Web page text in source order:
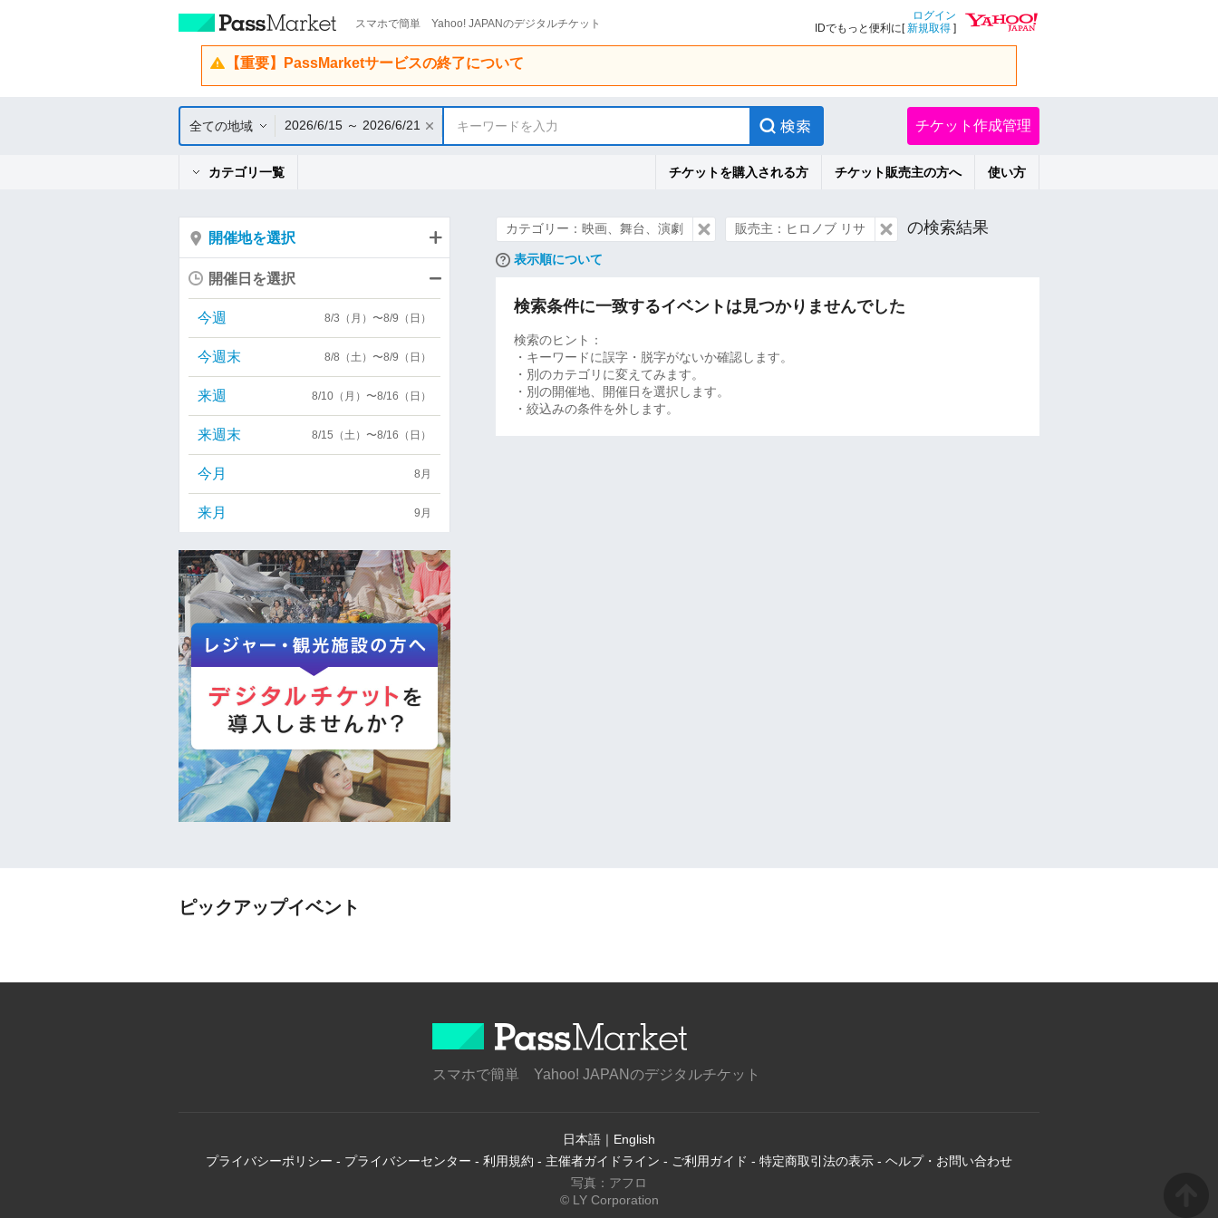
スマホで簡単 Yahoo! JAPANのデジタルチケット
ログイン
IDでもっと便利に[新規取得 ]
【重要】PassMarketサービスの終了について
全ての地域 2026/6/15 ～ 2026/6/21 キーワードを入力 チケット作成管理
カテゴリ一覧 チケットを購入される方 チケット販売主の方へ 使い方
カテゴリー：映画、舞台、演劇 販売主：ヒロノブ リサ の検索結果
表示順について
検索条件に一致するイベントは見つかりませんでした
検索のヒント：
・キーワードに誤字・脱字がないか確認します。
・別のカテゴリに変えてみます。
・別の開催地、開催日を選択します。
・絞込みの条件を外します。
開催地を選択
開催日を選択
今週 8/3（月）〜8/9（日）
今週末 8/8（土）〜8/9（日）
来週 8/10（月）〜8/16（日）
来週末 8/15（土）〜8/16（日）
今月 8月
来月 9月
ピックアップイベント
スマホで簡単 Yahoo! JAPANのデジタルチケット
日本語 ｜ English
プライバシーポリシー - プライバシーセンター - 利用規約 - 主催者ガイドライン - ご利用ガイド - 特定商取引法の表示 - ヘルプ・お問い合わせ
写真：アフロ
© LY Corporation